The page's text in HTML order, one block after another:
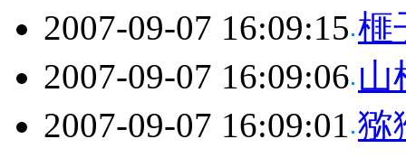
2007-09-07 16:09:15 榧
2007-09-07 16:09:06 山
2007-09-07 16:09:01 猕